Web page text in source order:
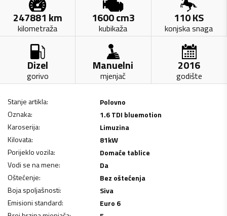
247881 km
kilometraža
1600cm3
kubikaža
110KS
konjska snaga
Dizel
gorivo
Manuelni
mjenjač
2016
godište
Stanje artikla:
Polovno
Oznaka:
1.6 TDI bluemotion
Karoserija:
Limuzina
Kilovata: 81kW
Porijeklo vozila:
Domaće tablice
Vodi se na mene:
Da
Oštećenje:
Bez oštećenja
Boja spoljašnosti:
Siva
Emisioni standard:
Euro 6